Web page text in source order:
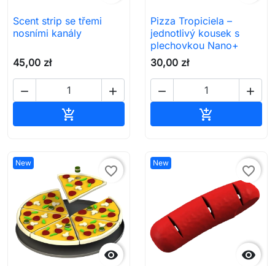
Scent strip se třemi
nosními kanály
45,00 zł
 

Pizza Tropiciela –
jednotlivý kousek s
plechovkou Nano+
30,00 zł
 

New

favorite_border
New

favorite_border